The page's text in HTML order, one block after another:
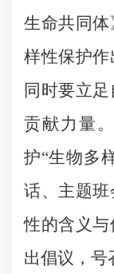
生命共同
样性保护作
同时要立
贡献力量
护“生物多
话、主题
性的含义
出倡议，号